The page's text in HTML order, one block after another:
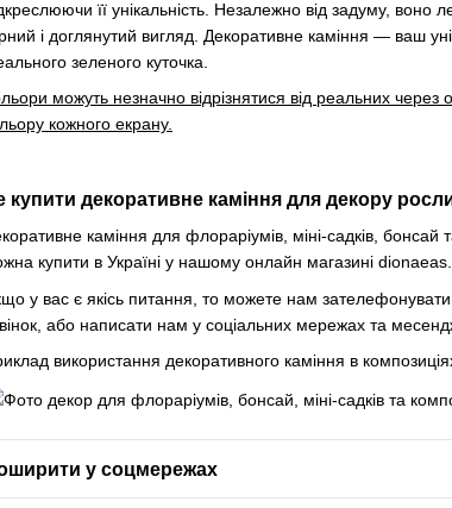
її унікальність. Незалежно від задуму, воно
і доглянутий вигляд. Декоративне каміння — ваш
зеленого куточка.
можуть незначно відрізнятися від реальних через
кожного екрану.
купити декоративне каміння для декору
каміння для флораріумів, міні-садків, бонсай
купити в Україні у нашому онлайн магазині
у вас є якісь питання, то можете нам
або написати нам у соціальних мережах та
використання декоративного каміння в
у соцмережах